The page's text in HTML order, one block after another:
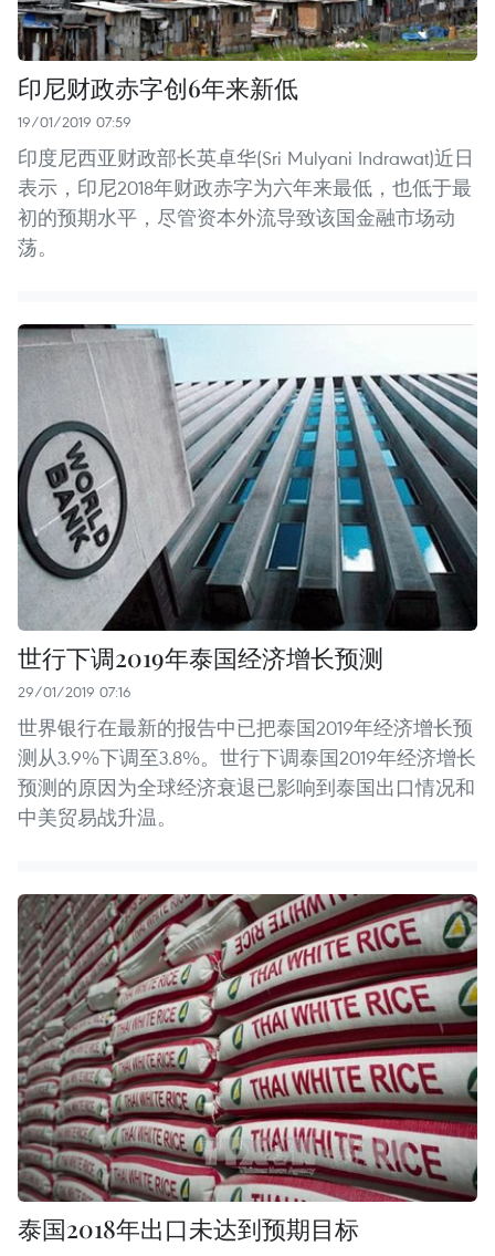
印尼财政赤字创6年来新低
19/01/2019 07:59
印度尼西亚财政部长英卓华(Sri Mulyani Indrawat)近日
表示，印尼2018年财政赤字为六年来最低，也低于最
初的预期水平，尽管资本外流导致该国金融市场动
荡。
世行下调2019年泰国经济增长预测
29/01/2019 07:16
世界银行在最新的报告中已把泰国2019年经济增长预
测从3.9%下调至3.8%。世行下调泰国2019年经济增长
预测的原因为全球经济衰退已影响到泰国出口情况和
中美贸易战升温。
泰国2018年出口未达到预期目标